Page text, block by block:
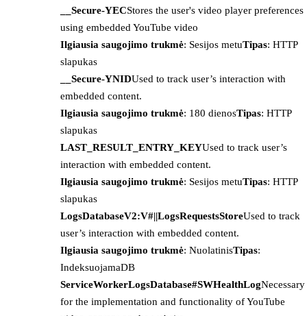
__Secure-YECStores the user's video player preferences
using embedded YouTube video
Ilgiausia saugojimo trukmė: Sesijos metuTipas: HTTP
slapukas
__Secure-YNIDUsed to track user’s interaction with
embedded content.
Ilgiausia saugojimo trukmė: 180 dienosTipas: HTTP
slapukas
LAST_RESULT_ENTRY_KEYUsed to track user’s
interaction with embedded content.
Ilgiausia saugojimo trukmė: Sesijos metuTipas: HTTP
slapukas
LogsDatabaseV2:V#||LogsRequestsStoreUsed to track
user’s interaction with embedded content.
Ilgiausia saugojimo trukmė: NuolatinisTipas:
IndeksuojamaDB
ServiceWorkerLogsDatabase#SWHealthLogNecessary
for the implementation and functionality of YouTube